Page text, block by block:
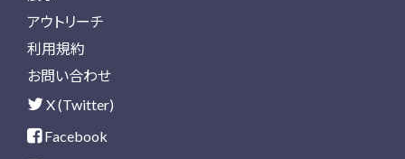
アウトリーチ
利用規約
お問い合わせ
X (Twitter)
Facebook